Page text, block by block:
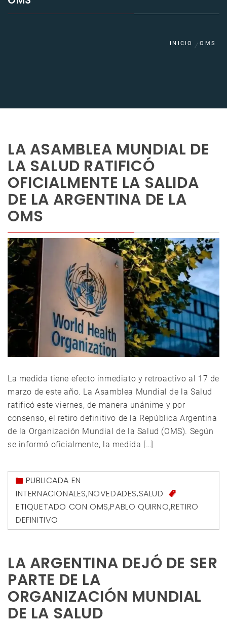
INICIO OMS
LA ASAMBLEA MUNDIAL DE
LA SALUD RATIFICÓ
OFICIALMENTE LA SALIDA
DE LA ARGENTINA DE LA
OMS
La medida tiene efecto inmediato y retroactivo al 17 de
marzo de este año. La Asamblea Mundial de la Salud
ratificó este viernes, de manera unánime y por
consenso, el retiro definitivo de la República Argentina
de la Organización Mundial de la Salud (OMS). Según
se informó oficialmente, la medida […]
PUBLICADA EN
INTERNACIONALES,NOVEDADES,SALUD
ETIQUETADO CON OMS,PABLO QUIRNO,RETIRO
DEFINITIVO
LA ARGENTINA DEJÓ DE SER
PARTE DE LA
ORGANIZACIÓN MUNDIAL
DE LA SALUD